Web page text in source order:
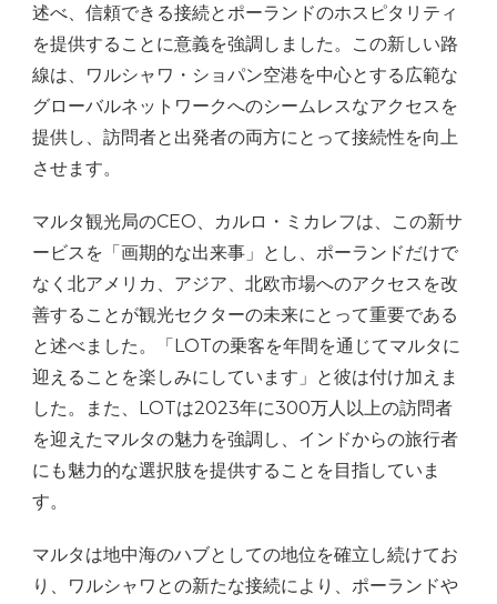
述べ、信頼できる接続とポーランドのホスピタリティ
を提供することに意義を強調しました。この新しい路
線は、ワルシャワ・ショパン空港を中心とする広範な
グローバルネットワークへのシームレスなアクセスを
提供し、訪問者と出発者の両方にとって接続性を向上
させます。
マルタ観光局のCEO、カルロ・ミカレフは、この新サ
ービスを「画期的な出来事」とし、ポーランドだけで
なく北アメリカ、アジア、北欧市場へのアクセスを改
善することが観光セクターの未来にとって重要である
と述べました。「LOTの乗客を年間を通じてマルタに
迎えることを楽しみにしています」と彼は付け加えま
した。また、LOTは2023年に300万人以上の訪問者
を迎えたマルタの魅力を強調し、インドからの旅行者
にも魅力的な選択肢を提供することを目指していま
す。
マルタは地中海のハブとしての地位を確立し続けてお
り、ワルシャワとの新たな接続により、ポーランドや